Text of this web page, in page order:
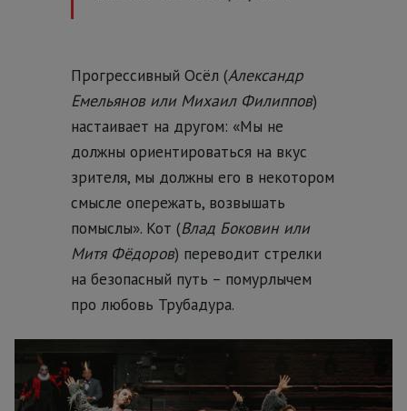
Прогрессивный Осёл (Александр
Емельянов или Михаил Филиппов)
настаивает на другом: «Мы не
должны ориентироваться на вкус
зрителя, мы должны его в некотором
смысле опережать, возвышать
помыслы». Кот (Влад Боковин или
Митя Фёдоров) переводит стрелки
на безопасный путь – помурлычем
про любовь Трубадура.